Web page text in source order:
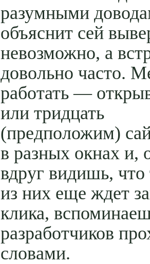
разумными
объяснит сей
невозможно, а
довольно часто.
работать —
или тридцать
(предположим)
в разных окнах и,
вдруг видишь, что
из них еще ждет
клика,
разработчиков
словами.